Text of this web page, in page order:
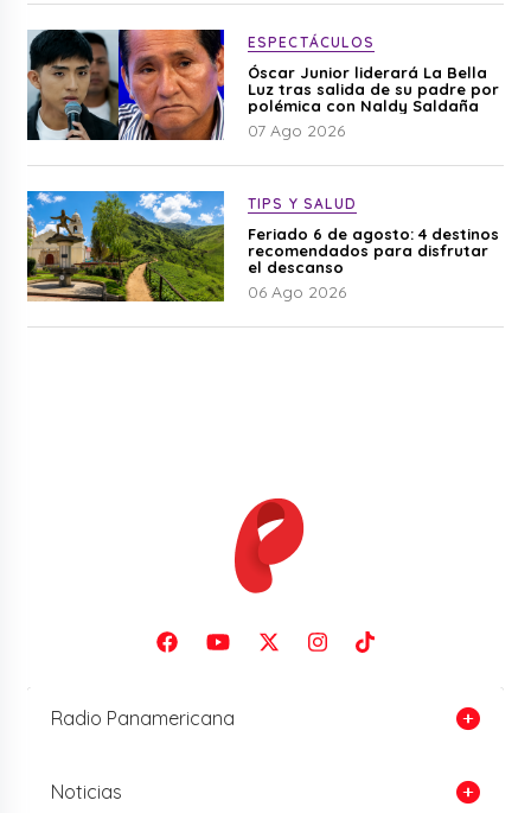
ESPECTÁCULOS
Óscar Junior liderará La Bella
Luz tras salida de su padre por
polémica con Naldy Saldaña
07 Ago 2026
TIPS Y SALUD
Feriado 6 de agosto: 4 destinos
recomendados para disfrutar
el descanso
06 Ago 2026
Radio Panamericana
Noticias